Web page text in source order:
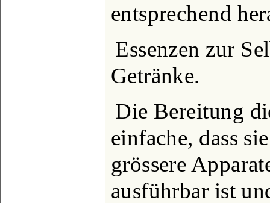
entsprechend
Essenzen zur
Getränke.
Die Bereitung
einfache, dass
grössere
ausführbar ist